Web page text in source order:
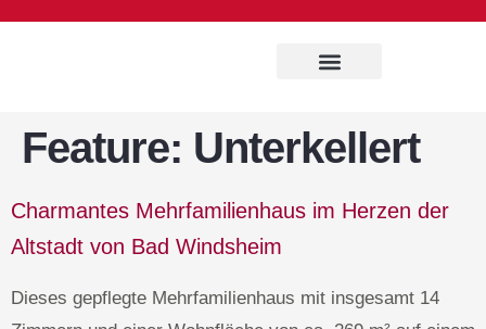
Feature: Unterkellert
Charmantes Mehrfamilienhaus im Herzen der
Altstadt von Bad Windsheim
Dieses gepflegte Mehrfamilienhaus mit insgesamt 14